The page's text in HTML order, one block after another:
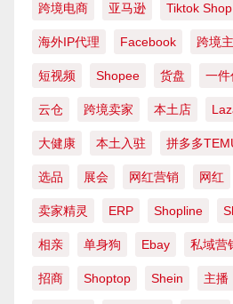
跨境电商 亚马逊 Tiktok Shop
海外IP代理 Facebook 跨境
短视频 Shopee 货盘 一件
云仓 跨境卖家 本土店
大健康 本土入驻 拼多多
选品 展会 网红营销 网红
卖家精灵 ERP Shopline
相亲 单身狗 Ebay 私域营
招商 Shoptop Shein 主播